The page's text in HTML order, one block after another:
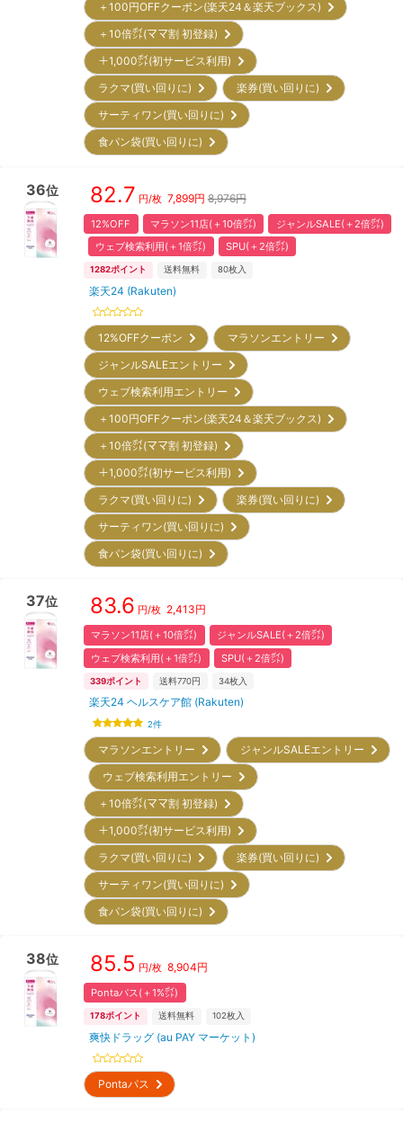
＋100円OFFクーポン(楽天24＆楽天ブックス)
＋10倍㌽(ママ割 初登録)
＋1,000㌽(初サービス利用)
ラクマ(買い回りに)
楽券(買い回りに)
サーティワン(買い回りに)
食パン袋(買い回りに)
36位 82.7 円/枚 7,899円 8,976円
12%OFF マラソン11店(＋10倍㌽)
ジャンルSALE(＋2倍㌽)
ウェブ検索利用(＋1倍㌽)
SPU(＋2倍㌽)
1282ポイント 送料無料 80枚入
楽天24 (Rakuten)
12%OFFクーポン
マラソンエントリー
ジャンルSALEエントリー
ウェブ検索利用エントリー
＋100円OFFクーポン(楽天24＆楽天ブックス)
＋10倍㌽(ママ割 初登録)
＋1,000㌽(初サービス利用)
ラクマ(買い回りに)
楽券(買い回りに)
サーティワン(買い回りに)
食パン袋(買い回りに)
37位 83.6 円/枚 2,413円
マラソン11店(＋10倍㌽)
ジャンルSALE(＋2倍㌽)
ウェブ検索利用(＋1倍㌽)
SPU(＋2倍㌽)
339ポイント 送料770円 34枚入
楽天24 ヘルスケア館 (Rakuten)
2件
マラソンエントリー
ジャンルSALEエントリー
ウェブ検索利用エントリー
＋10倍㌽(ママ割 初登録)
＋1,000㌽(初サービス利用)
ラクマ(買い回りに)
楽券(買い回りに)
サーティワン(買い回りに)
食パン袋(買い回りに)
38位 85.5 円/枚 8,904円
Pontaパス(＋1%㌽)
178ポイント 送料無料 102枚入
爽快ドラッグ (au PAY マーケット)
Pontaパス